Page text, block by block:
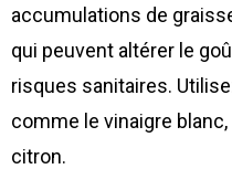
accumulations de
qui peuvent altérer le
risques sanitaires.
comme le vinaigre
citron.